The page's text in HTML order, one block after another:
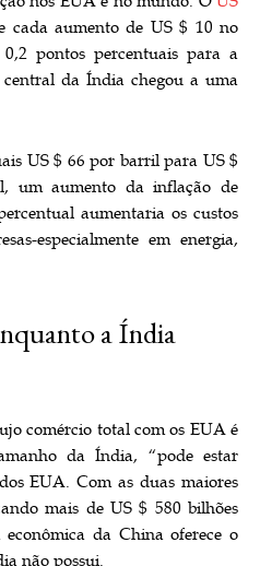
cada aumento de US $ 10 no
pontos percentuais para a
da Índia chegou a uma
US $ 66 por barril para US $
um aumento da inflação de
aumentaria os custos
especialmente em energia,
a Índia
comércio total com os EUA é
da Índia, “pode estar
EUA. Com as duas maiores
mais de US $ 580 bilhões
da China oferece o
não possui.